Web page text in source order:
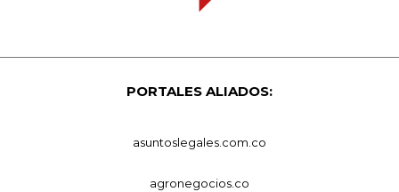
PORTALES ALIADOS:
asuntoslegales.com.co
agronegocios.co